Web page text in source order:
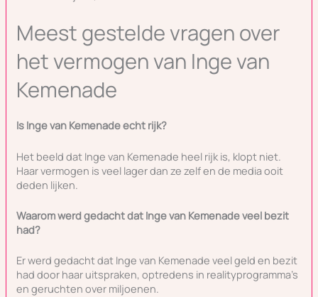
Meest gestelde vragen over
het vermogen van Inge van
Kemenade
Is Inge van Kemenade echt rijk?
Het beeld dat Inge van Kemenade heel rijk is, klopt niet.
Haar vermogen is veel lager dan ze zelf en de media ooit
deden lijken.
Waarom werd gedacht dat Inge van Kemenade veel bezit
had?
Er werd gedacht dat Inge van Kemenade veel geld en bezit
had door haar uitspraken, optredens in realityprogramma’s
en geruchten over miljoenen.